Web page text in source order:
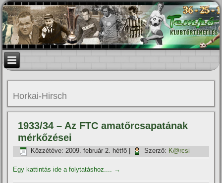
Horkai-Hirsch
1933/34 – Az FTC amatőrcsapatának
mérkőzései
Közzétéve: 2009. február 2. hétfő Szerző: K@rcsi
Egy kattintás ide a folytatáshoz.... →